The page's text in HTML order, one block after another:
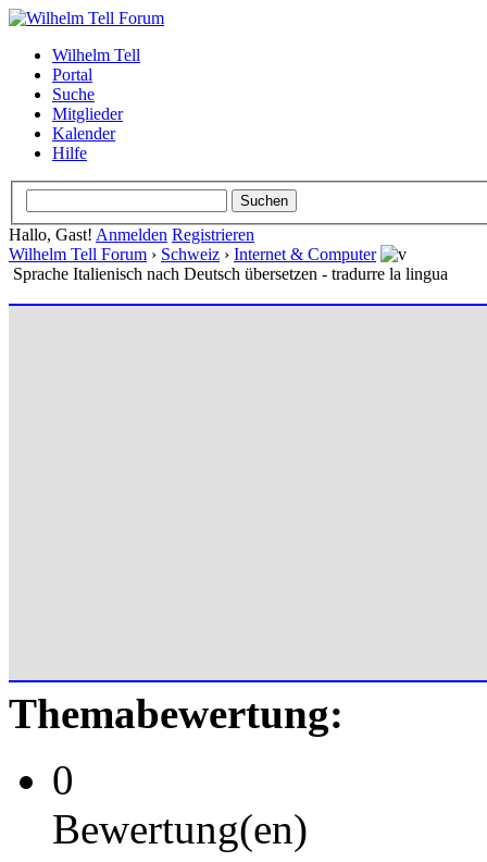
Wilhelm Tell
Portal
Suche
Mitglieder
Kalender
Hilfe
Hallo, Gast! Anmelden Registrieren
Wilhelm Tell Forum › Schweiz › Internet & Computer
Sprache Italienisch nach Deutsch übersetzen - tradurre la lingua
Themabewertung:
0
Bewertung(en)